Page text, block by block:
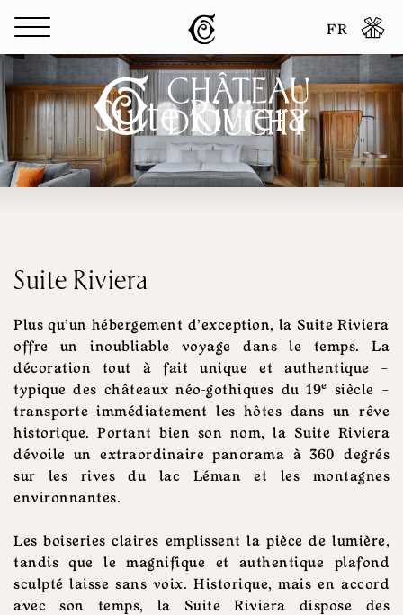
FR
Suite Riviera
Suite Riviera
Plus qu’un hébergement d’exception, la Suite Riviera
offre un inoubliable voyage dans le temps. La
décoration tout à fait unique et authentique –
typique des châteaux néo-gothiques du 19e
siècle –
transporte immédiatement les hôtes dans un rêve
historique. Portant bien son nom, la Suite Riviera
dévoile un extraordinaire panorama à 360 degrés
sur les rives du lac Léman et les montagnes
environnantes.
Les boiseries claires emplissent la pièce de lumière,
tandis que le magnifique et authentique plafond
sculpté laisse sans voix. Historique, mais en accord
avec son temps, la Suite Riviera dispose des